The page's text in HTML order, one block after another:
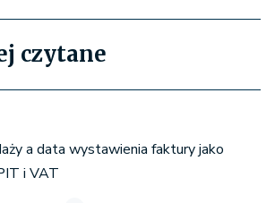
czytane
a data wystawienia faktury jako
i VAT